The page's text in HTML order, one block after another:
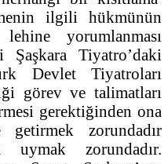
ilgili hükmünün
yorumlanması
Şaşkara Tiyatro’daki
Devlet Tiyatroları
görev ve talimatları
gerektiğinden ona
zorundadır
zorundadır.